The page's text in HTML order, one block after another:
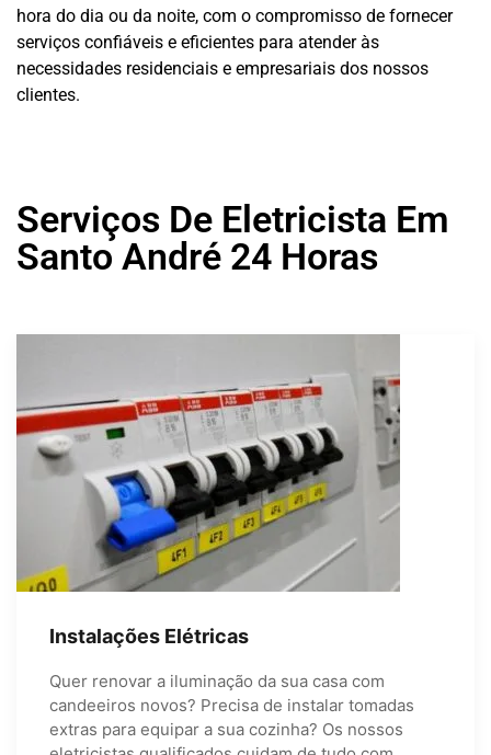
hora do dia ou da noite, com o compromisso de fornecer
serviços confiáveis e eficientes para atender às
necessidades residenciais e empresariais dos nossos
clientes.
Serviços De Eletricista Em
Santo André 24 Horas
Instalações Elétricas
Quer renovar a iluminação da sua casa com
candeeiros novos? Precisa de instalar tomadas
extras para equipar a sua cozinha? Os nossos